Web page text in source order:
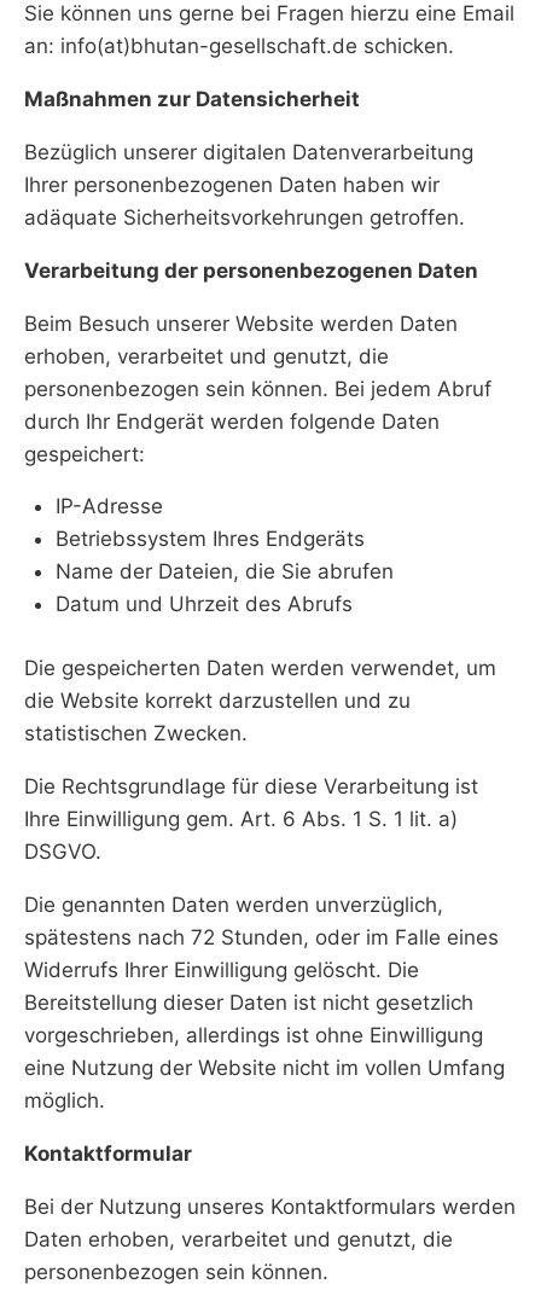
Sie können uns gerne bei Fragen hierzu eine Email
an: info(at)bhutan-gesellschaft.de schicken.
Maßnahmen zur Datensicherheit
Bezüglich unserer digitalen Datenverarbeitung
Ihrer personenbezogenen Daten haben wir
adäquate Sicherheitsvorkehrungen getroffen.
Verarbeitung der personenbezogenen Daten
Beim Besuch unserer Website werden Daten
erhoben, verarbeitet und genutzt, die
personenbezogen sein können. Bei jedem Abruf
durch Ihr Endgerät werden folgende Daten
gespeichert:
IP-Adresse
Betriebssystem Ihres Endgeräts
Name der Dateien, die Sie abrufen
Datum und Uhrzeit des Abrufs
Die gespeicherten Daten werden verwendet, um
die Website korrekt darzustellen und zu
statistischen Zwecken.
Die Rechtsgrundlage für diese Verarbeitung ist
Ihre Einwilligung gem. Art. 6 Abs. 1 S. 1 lit. a)
DSGVO.
Die genannten Daten werden unverzüglich,
spätestens nach 72 Stunden, oder im Falle eines
Widerrufs Ihrer Einwilligung gelöscht. Die
Bereitstellung dieser Daten ist nicht gesetzlich
vorgeschrieben, allerdings ist ohne Einwilligung
eine Nutzung der Website nicht im vollen Umfang
möglich.
Kontaktformular
Bei der Nutzung unseres Kontaktformulars werden
Daten erhoben, verarbeitet und genutzt, die
personenbezogen sein können.